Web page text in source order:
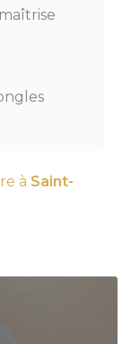
à Saint-